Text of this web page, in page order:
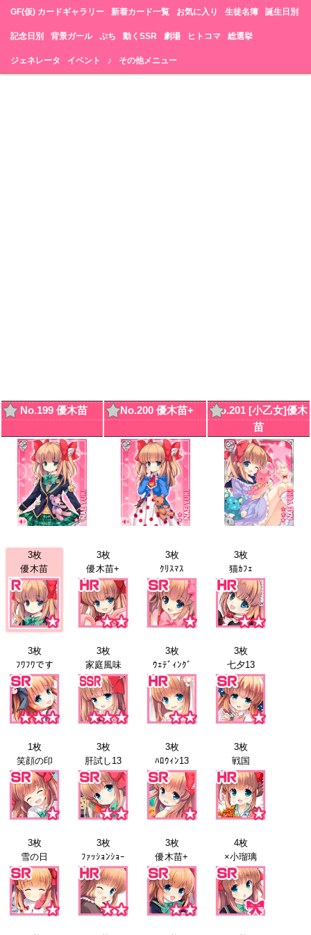
GF(仮) カードギャラリー 新着カード一覧 お気に入り 生徒名簿 誕生日別
記念日別 背景ガール ぷち 動くSSR 劇場 ヒトコマ 総選挙
ジェネレータ イベント ♪ その他メニュー
No.199 優木苗 No.200 優木苗+
No.201 [小乙女]優木
苗
3枚
優木苗
3枚
優木苗+
3枚
ｸﾘｽﾏｽ
3枚
猫ｶﾌｪ
3枚
ﾌﾜﾌﾜです
3枚
家庭風味
3枚
ｳｪﾃﾞｨﾝｸﾞ
3枚
七夕13
1枚
笑顔の印
3枚
肝試し13
3枚
ﾊﾛｳｨﾝ13
3枚
戦国
3枚
雪の日
3枚
ﾌｧｯｼｮﾝｼｮｰ
3枚
優木苗+
4枚
×小瑠璃